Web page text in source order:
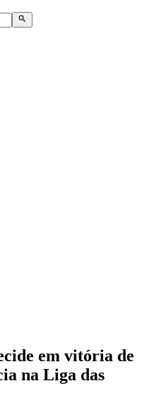
em vitória de
na Liga das